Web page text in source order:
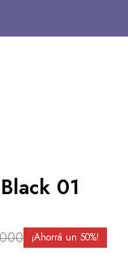
01
50